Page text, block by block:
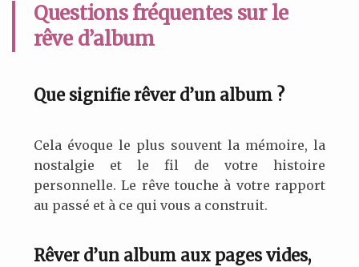
Questions fréquentes sur le
rêve d’album
Que signifie rêver d’un album ?
Cela évoque le plus souvent la mémoire, la
nostalgie et le fil de votre histoire
personnelle. Le rêve touche à votre rapport
au passé et à ce qui vous a construit.
Rêver d’un album aux pages vides,